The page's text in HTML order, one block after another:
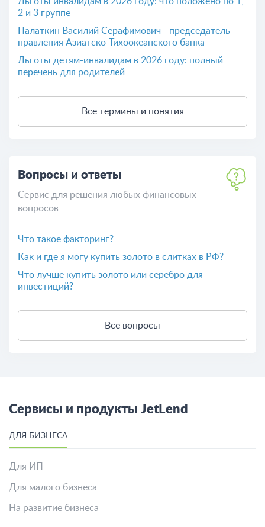
2 и 3 группе
Палаткин Василий Серафимович - председатель
правления Азиатско-Тихоокеанского банка
Льготы детям-инвалидам в 2026 году: полный
перечень для родителей
Все термины и понятия
Вопросы и ответы
Сервис для решения любых финансовых
вопросов
Что такое факторинг?
Как и где я могу купить золото в слитках в РФ?
Что лучше купить золото или серебро для
инвестиций?
Все вопросы
Сервисы и продукты JetLend
ДЛЯ БИЗНЕСА
Для ИП
Для малого бизнеса
На развитие бизнеса